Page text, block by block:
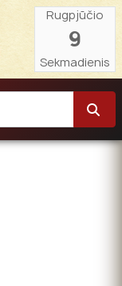
Rugpjūčio
9
Sekmadienis